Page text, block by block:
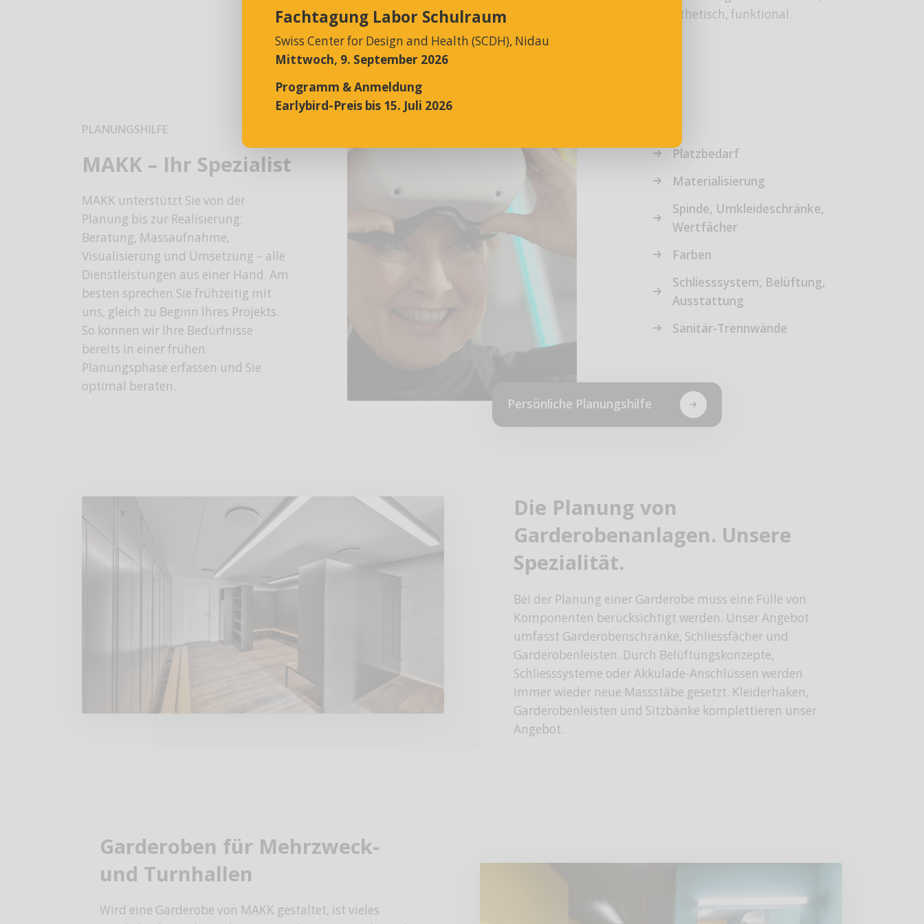
ästhetisch, funktional.
PLANUNGSHILFE
MAKK – Ihr Spezialist
MAKK unterstützt Sie von der
Planung bis zur Realisierung:
Beratung, Massaufnahme,
Visualisierung und Umsetzung – alle
Dienstleistungen aus einer Hand. Am
besten sprechen Sie frühzeitig mit
uns, gleich zu Beginn Ihres Projekts.
So können wir Ihre Bedürfnisse
bereits in einer frühen
Planungsphase erfassen und Sie
optimal beraten.
Platzbedarf
Materialisierung
Spinde, Umkleideschränke,
Wertfächer
Farben
Schliesssystem, Belüftung,
Ausstattung
Sanitär-Trennwände
Persönliche Planungshilfe
Die Planung von
Garderobenanlagen. Unsere
Spezialität.
Bei der Planung einer Garderobe muss eine Fülle von
Komponenten berücksichtigt werden. Unser Angebot
umfasst Garderobenschränke, Schliessfächer und
Garderobenleisten. Durch Belüftungskonzepte,
Schliesssysteme oder Akkulade-Anschlüssen werden
immer wieder neue Massstäbe gesetzt. Kleiderhaken,
Garderobenleisten und Sitzbänke komplettieren unser
Angebot.
Garderoben für Mehrzweck-
und Turnhallen
Wird eine Garderobe von MAKK gestaltet, ist vieles
Fachtagung Labor Schulraum
Swiss Center for Design and Health (SCDH), Nidau
Mittwoch, 9. September 2026
Programm & Anmeldung
Earlybird-Preis bis 15. Juli 2026